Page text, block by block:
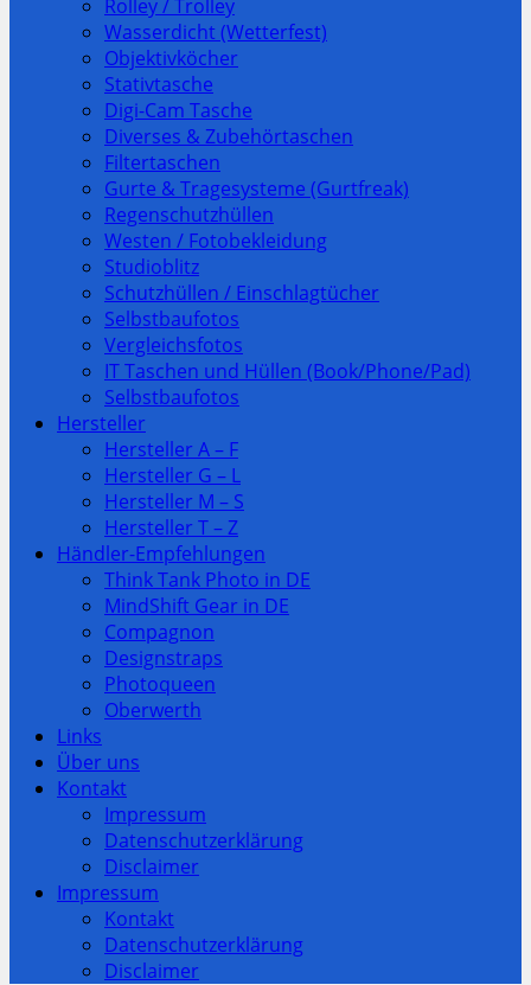
Rolley / Trolley
Wasserdicht (Wetterfest)
Objektivköcher
Stativtasche
Digi-Cam Tasche
Diverses & Zubehörtaschen
Filtertaschen
Gurte & Tragesysteme (Gurtfreak)
Regenschutzhüllen
Westen / Fotobekleidung
Studioblitz
Schutzhüllen / Einschlagtücher
Selbstbaufotos
Vergleichsfotos
IT Taschen und Hüllen (Book/Phone/Pad)
Selbstbaufotos
Hersteller
Hersteller A – F
Hersteller G – L
Hersteller M – S
Hersteller T – Z
Händler-Empfehlungen
Think Tank Photo in DE
MindShift Gear in DE
Compagnon
Designstraps
Photoqueen
Oberwerth
Links
Über uns
Kontakt
Impressum
Datenschutzerklärung
Disclaimer
Impressum
Kontakt
Datenschutzerklärung
Disclaimer